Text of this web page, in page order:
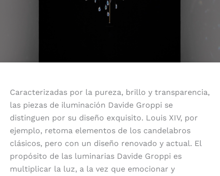
Caracterizadas por la pureza, brillo y transparencia,
las piezas de iluminación Davide Groppi se
distinguen por su diseño exquisito. Louis XIV, por
ejemplo, retoma elementos de los candelabros
clásicos, pero con un diseño renovado y actual. El
propósito de las luminarias Davide Groppi es
multiplicar la luz, a la vez que emocionar y